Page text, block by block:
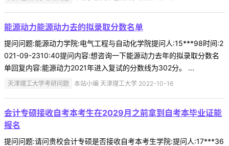
能源动力能源动力去的拟录取分数名单
提问问题:能源动力学院:电气工程与自动化学院提问人:15***98时间:2
021-09-2310:40提问内容:想咨询一下能源动力去年的拟录取分数名
单回复内容:能源动力2021年进入复试的分数线为302分。 ...
天津理工大学考研问题 本站小编 天津理工大学 2022-10-16
会计专硕接收自考本考生在2029月之前拿到自考本毕业证能
报名
提问问题:请问贵校会计专硕是否接收自考本考生学院:提问人:17***36